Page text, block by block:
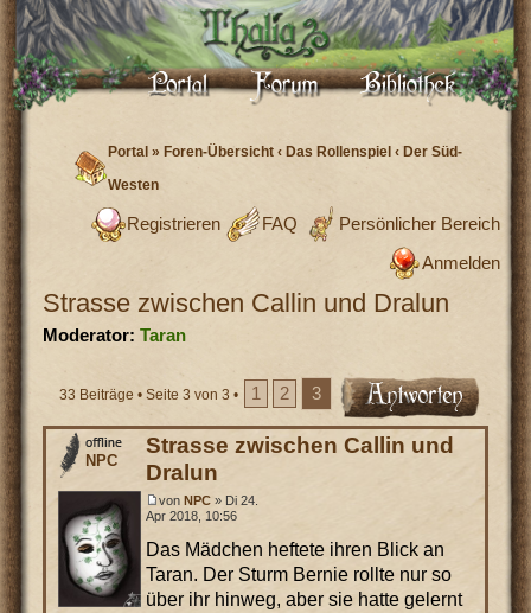
Portal »Foren-Übersicht ‹ Das Rollenspiel ‹ Der Süd-
Westen
Persönlicher Bereich
FAQ
Registrieren
Anmelden
Strasse zwischen Callin und Dralun
Moderator: Taran
33 Beiträge • Seite 3 von 3 • 1 2 3
Strasse zwischen Callin und
Dralun
von NPC» Di 24.
Apr 2018, 10:56
Das Mädchen heftete ihren Blick an
Taran. Der Sturm Bernie rollte nur so
über ihr hinweg, aber sie hatte gelernt
NPC